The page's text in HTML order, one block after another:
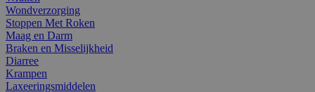
Wondverzorging
Stoppen Met Roken
Maag en Darm
Braken en Misselijkheid
Diarree
Krampen
Laxeeringsmiddelen